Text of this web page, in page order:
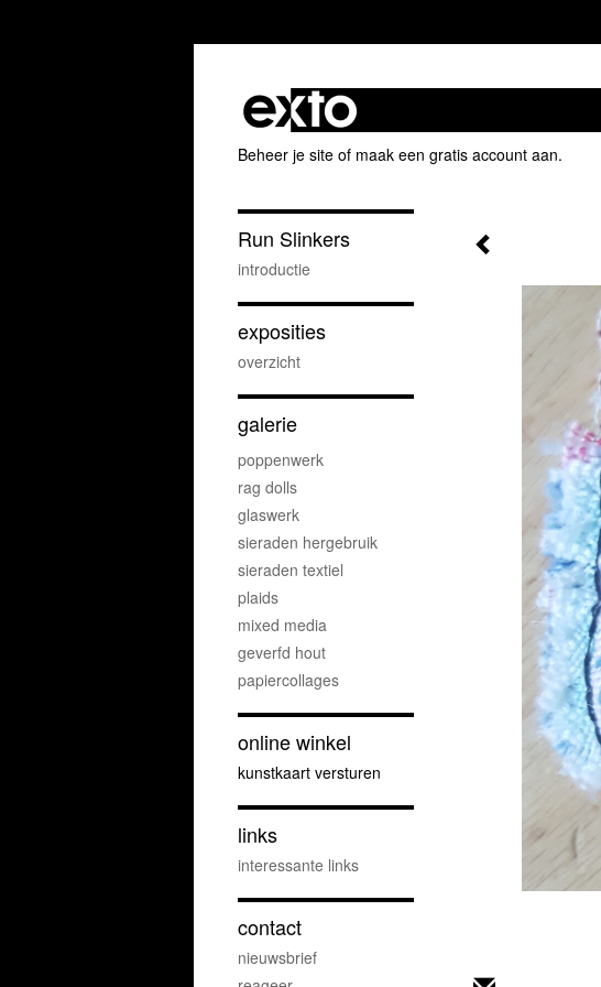
Beheer je site of maak een gratis account aan.
Run Slinkers
introductie
exposities
overzicht
galerie
poppenwerk
rag dolls
glaswerk
sieraden hergebruik
sieraden textiel
plaids
mixed media
geverfd hout
papiercollages
online winkel
kunstkaart versturen
links
interessante links
contact
nieuwsbrief